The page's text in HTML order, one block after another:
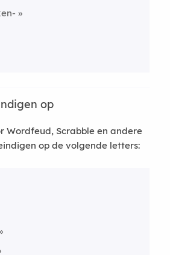
op
Wordfeud, Scrabble en andere
op de volgende letters: